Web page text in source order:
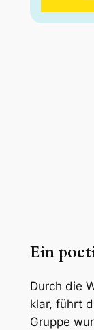
Ein
Durch die
klar, führt
Gruppe